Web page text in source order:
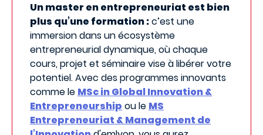
Un master en entrepreneuriat est bien
plus qu’une formation :c’est une
immersion dans un écosystème
entrepreneurial dynamique, où chaque
cours, projet et séminaire vise à libérer votre
potentiel. Avec des programmes innovants
comme le MSc in Global Innovation &
Entrepreneurship ou le MS
Entrepreneuriat & Management de